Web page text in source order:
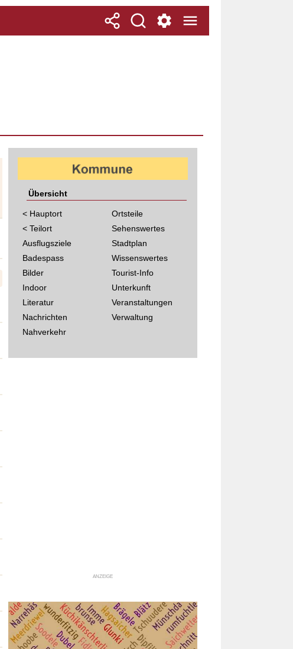
Übersicht
< Hauptort
< Teilort
Ausflugsziele
Badespass
Bilder
Indoor
Literatur
Nachrichten
Nahverkehr
Ortsteile
Sehenswertes
Stadtplan
Wissenswertes
Tourist-Info
Unterkunft
Veranstaltungen
Verwaltung
ANZEIGE